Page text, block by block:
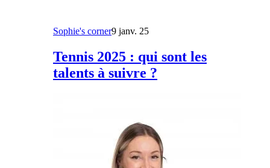
Sophie's corner9 janv. 25
Tennis 2025 : qui sont les
talents à suivre ?